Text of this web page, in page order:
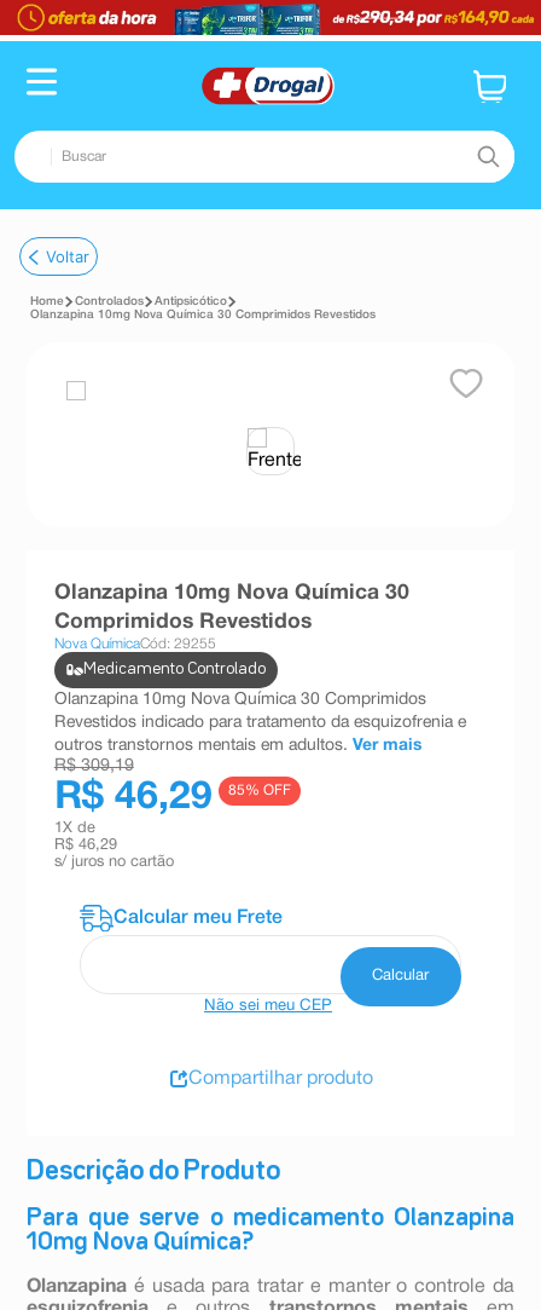
Buscar
1º fralda
2º pampers confort sec max
lenço umedecido
teste gravidez
10ºesmalte
Voltar
Controlados
Antipsicótico
Olanzapina 10mg Nova Química 30 Comprimidos Revestidos
Descrição do Produto
Para que serve o medicamento Olanzapina
10mg Nova Química?
Olanzapina é usada para tratar e manter o controle da
Olanzapina 10mg Nova Química 30
Comprimidos Revestidos
Nova QuímicaCód: 29255
Medicamento Controlado
Olanzapina 10mg Nova Química 30 Comprimidos
Revestidos indicado para tratamento da esquizofrenia e
outros transtornos mentais em adultos. Ver mais
R$ 309,19
R$ 46,29 85% OFF
1 X de
R$ 46,29
s/ juros no cartão
Não sei meu CEP
Compartilhar produto